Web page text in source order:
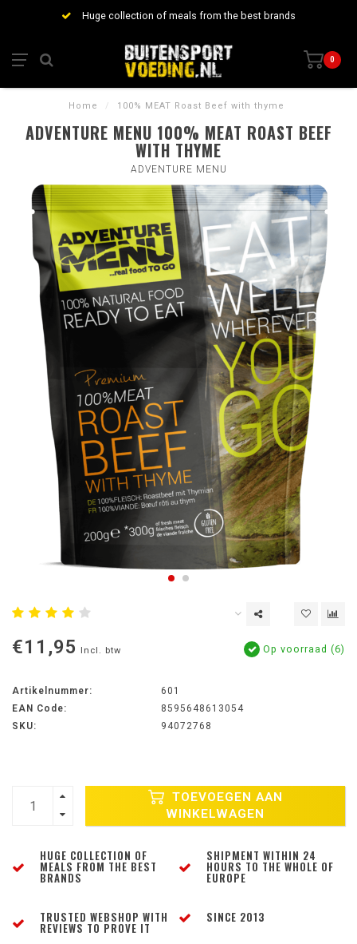
Huge collection of meals from the best brands
0
Home / 100% MEAT Roast Beef with thyme
ADVENTURE MENU 100% MEAT ROAST BEEF
WITH THYME
ADVENTURE MENU
€11,95 Incl. btw Op voorraad (6)
Artikelnummer:
601
EAN Code:
8595648613054
SKU:
94072768
TOEVOEGEN AAN
WINKELWAGEN
HUGE COLLECTION OF
MEALS FROM THE BEST
BRANDS
SHIPMENT WITHIN 24
HOURS TO THE WHOLE OF
EUROPE
TRUSTED WEBSHOP WITH
REVIEWS TO PROVE IT
SINCE 2013